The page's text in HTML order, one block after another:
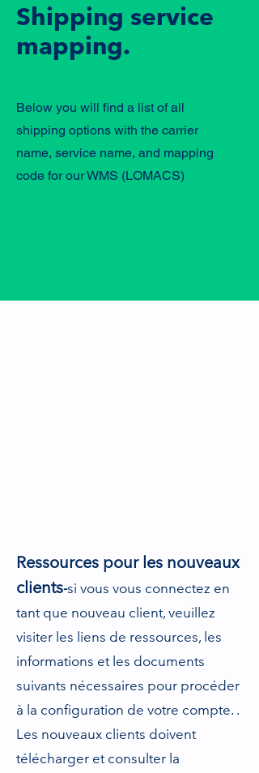
Shipping service
mapping.
Below you will find a list of all
shipping options with the carrier
name, service name, and mapping
code for our WMS (LOMACS)
Ressources pour les nouveaux
clients-si vous vous connectez en
tant que nouveau client, veuillez
visiter les liens de ressources, les
informations et les documents
suivants nécessaires pour procéder
à la configuration de votre compte. .
Les nouveaux clients doivent
télécharger et consulter la